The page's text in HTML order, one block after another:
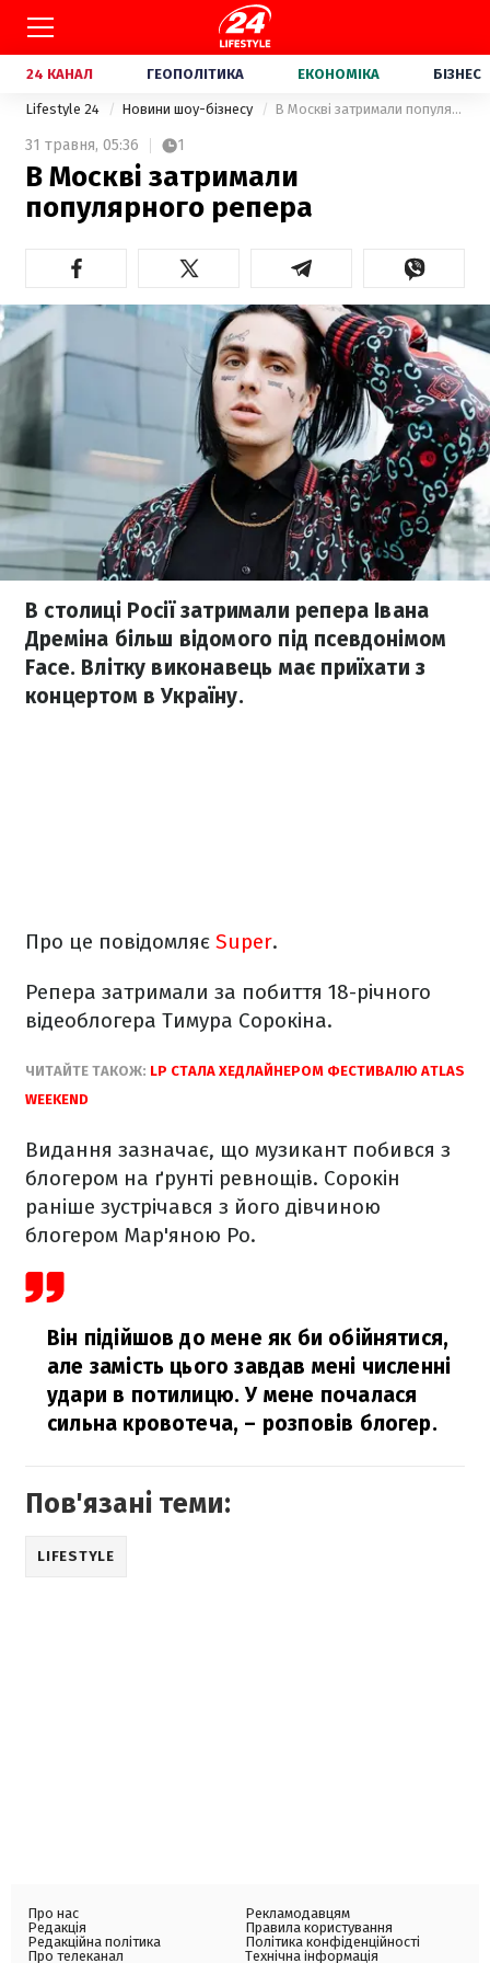
24 КАНАЛ ГЕОПОЛІТИКА ЕКОНОМІКА БІЗНЕС
Lifestyle 24 Новини шоу-бізнесу В Москві затримали популярного репера
31 травня, 05:36 1
В Москві затримали
популярного репера
В столиці Росії затримали репера Івана
Дреміна більш відомого під псевдонімом
Face. Влітку виконавець має приїхати з
концертом в Україну.
Про це повідомляє Super.
Репера затримали за побиття 18-річного
відеоблогера Тимура Сорокіна.
ЧИТАЙТЕ ТАКОЖ: LP СТАЛА ХЕДЛАЙНЕРОМ ФЕСТИВАЛЮ ATLAS
WEEKEND
Видання зазначає, що музикант побився з
блогером на ґрунті ревнощів. Сорокін
раніше зустрічався з його дівчиною
блогером Мар'яною Ро.
Він підійшов до мене як би обійнятися,
але замість цього завдав мені численні
удари в потилицю. У мене почалася
сильна кровотеча, – розповів блогер.
Пов'язані теми:
LIFESTYLE
Про нас
Редакція
Редакційна політика
Про телеканал
Рекламодавцям
Правила користування
Політика конфіденційності
Технічна інформація